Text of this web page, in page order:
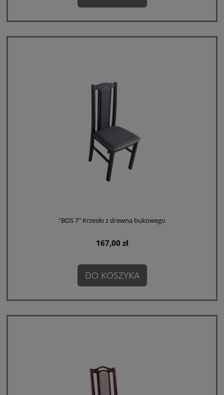
"BOS 7" Krzesło z drewna bukowego
167,00 zł
DO KOSZYKA